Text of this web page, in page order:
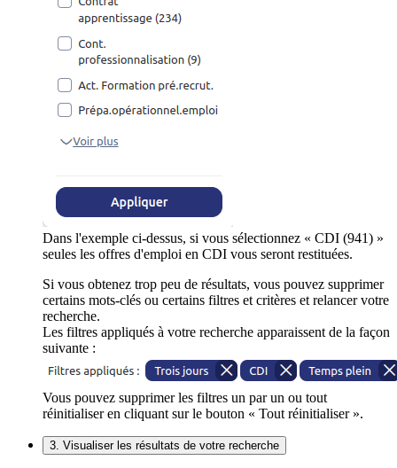
Dans l'exemple ci-dessus, si vous sélectionnez « CDI (941) »
seules les offres d'emploi en CDI vous seront restituées.
Si vous obtenez trop peu de résultats, vous pouvez supprimer
certains mots-clés ou certains filtres et critères et relancer votre
recherche.
Les filtres appliqués à votre recherche apparaissent de la façon
suivante :
Vous pouvez supprimer les filtres un par un ou tout
réinitialiser en cliquant sur le bouton « Tout réinitialiser ».
3. Visualiser les résultats de votre recherche